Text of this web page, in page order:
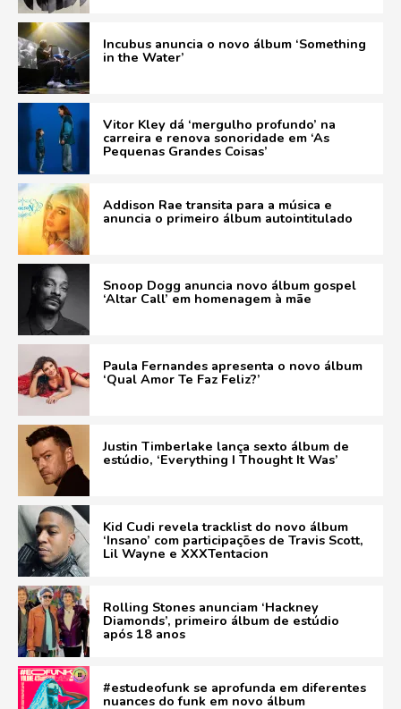
Incubus anuncia o novo álbum ‘Something
in the Water’
Vitor Kley dá ‘mergulho profundo’ na
carreira e renova sonoridade em ‘As
Pequenas Grandes Coisas’
Addison Rae transita para a música e
anuncia o primeiro álbum autointitulado
Snoop Dogg anuncia novo álbum gospel
‘Altar Call’ em homenagem à mãe
Paula Fernandes apresenta o novo álbum
‘Qual Amor Te Faz Feliz?’
Justin Timberlake lança sexto álbum de
estúdio, ‘Everything I Thought It Was’
Kid Cudi revela tracklist do novo álbum
‘Insano’ com participações de Travis Scott,
Lil Wayne e XXXTentacion
Rolling Stones anunciam ‘Hackney
Diamonds’, primeiro álbum de estúdio
após 18 anos
#estudeofunk se aprofunda em diferentes
nuances do funk em novo álbum